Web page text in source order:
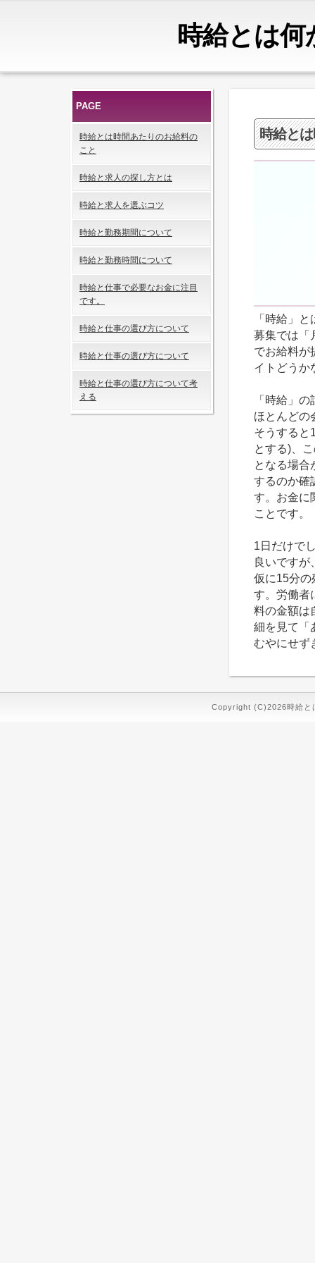
時給とは
PAGE
時給とは時間あたりのお給料の
こと
時給と求人の探し方とは
時給と求人を選ぶコツ
時給と勤務期間について
時給と勤務時間について
時給と仕事で必要なお金に注目
です。
時給と仕事の選び方について
時給と仕事の選び方について
時給と仕事の選び方について考
える
時給と
「時給」
募集では「
でお給料が
イトどうか
「時給」
ほとんどの
そうすると
とする)、
となる場合
するのか確
す。お金に
ことです。
1日だけで
良いですが
仮に15分の
す。労働者
料の金額は
細を見て「
むやにせず
Copyright (C)2026時給と